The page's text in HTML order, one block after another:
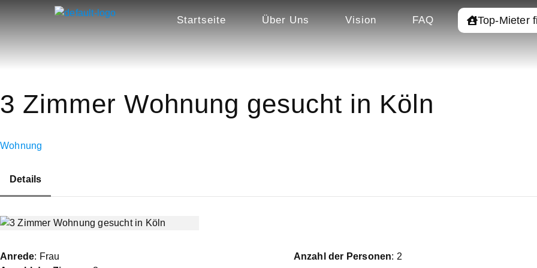
Startseite Über Uns Vision FAQ Top-Mieter
3 Zimmer Wohnung gesucht in Köln
Wohnung
Details
Anrede: Frau Anzahl der Personen: 2